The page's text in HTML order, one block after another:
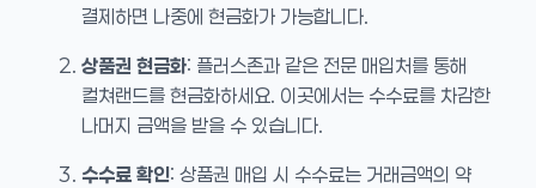
결제하면 나중에 현금화가 가능합니다.
상품권 현금화: 플러스존과 같은 전문 매입처를 통해
컬쳐랜드를 현금화하세요. 이곳에서는 수수료를 차감한
나머지 금액을 받을 수 있습니다.
수수료 확인: 상품권 매입 시 수수료는 거래금액의 약